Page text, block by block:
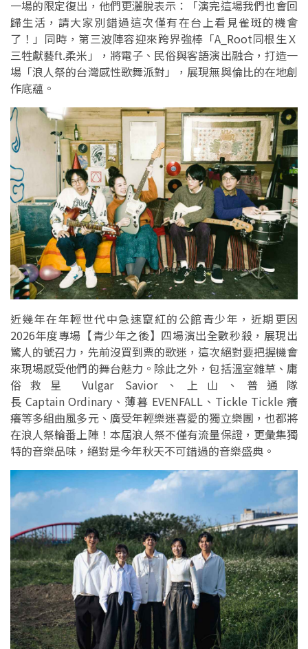
一場的限定復出，他們更灑脫表示：「演完這場我們也會回
歸生活，請大家別錯過這次僅有在台上看見雀斑的機會
了！」同時，第三波陣容迎來跨界強棒「A_Root同根生Ｘ
三牲獻藝ft.柔米」，將電子、民俗與客語演出融合，打造一
場「浪人祭的台灣感性歌舞派對」，展現無與倫比的在地創
作底蘊。
近幾年在年輕世代中急速竄紅的公館青少年，近期更因
2026年度專場【青少年之後】四場演出全數秒殺，展現出
驚人的號召力，先前沒買到票的歌迷，這次絕對要把握機會
來現場感受他們的舞台魅力。除此之外，包括溫室雜草、庸
俗救星 Vulgar Savior、上山、普通隊
長 Captain Ordinary、薄暮 EVENFALL、Tickle Tickle 癢
癢等多組曲風多元、廣受年輕樂迷喜愛的獨立樂團，也都將
在浪人祭輪番上陣！本屆浪人祭不僅有流量保證，更彙集獨
特的音樂品味，絕對是今年秋天不可錯過的音樂盛典。